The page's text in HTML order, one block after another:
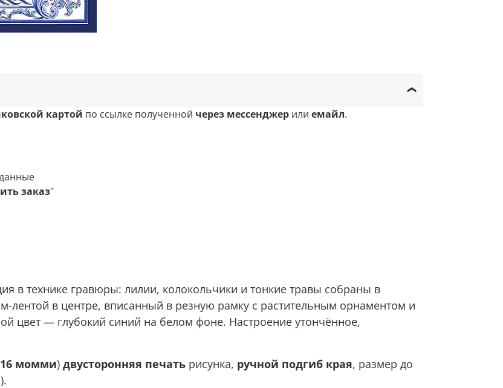
картой по ссылке полученной через мессенджер или емайл.
заказ"
в технике гравюры: лилии, колокольчики и тонкие травы собраны в
лентой в центре, вписанный в резную рамку с растительным орнаментом и
цвет — глубокий синий на белом фоне. Настроение утончённое,
момми) двусторонняя печать рисунка, ручной подгиб края, размер до